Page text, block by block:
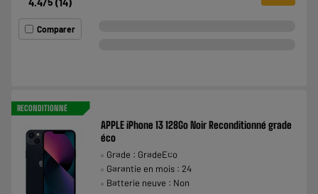
4.4/5 (14)
Comparer
RECONDITIONNÉ
APPLE iPhone 13 128Go Noir Reconditionné grade
éco
Grade : GradeEco
Garantie en mois : 24
Batterie neuve : Non